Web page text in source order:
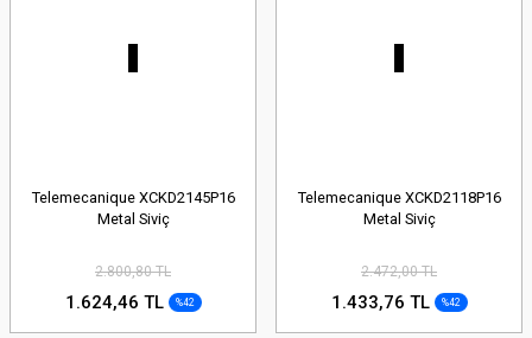
Telemecanique XCKD2145P16
Metal Siviç
2.800,80 TL
1.624,46 TL %42
Telemecanique XCKD2118P16
Metal Siviç
2.472,00 TL
1.433,76 TL %42